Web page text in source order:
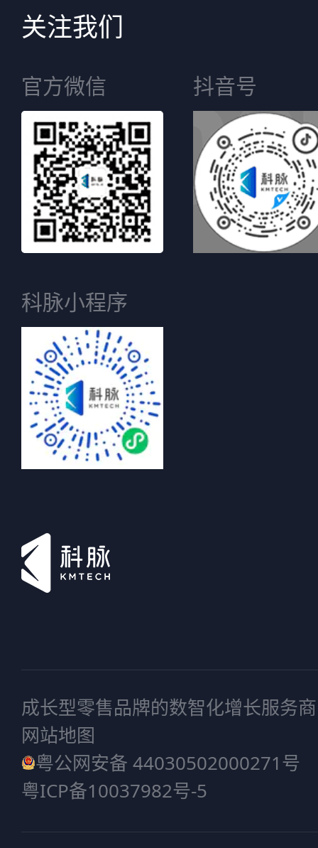
关注我们
官方微信 抖音号
科脉小程序
成长型零售品牌的数智化增长服务商
网站地图
粤公网安备 44030502000271号
粤ICP备10037982号-5